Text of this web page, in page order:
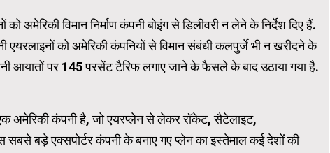
अमेरिकी विमान निर्माण कंपनी बोइंग से डिलीवरी न लेने के निर्देश दिए हैं.
एयरलाइनों को अमेरिकी कंपनियों से विमान संबंधी कलपुर्जे भी न खरीदने के
आयातों पर 145 परसेंट टैरिफ लगाए जाने के फैसले के बाद उठाया गया है.
एक अमेरिकी कंपनी है, जो एयरप्लेन से लेकर रॉकेट, सैटेलाइट,
बड़े एक्सपोर्टर कंपनी के बनाए गए प्लेन का इस्तेमाल कई देशों की
WordPress Carousel Trial Version